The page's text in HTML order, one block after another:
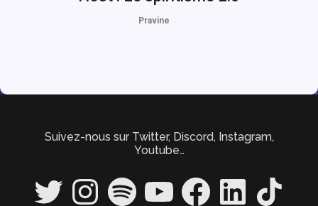
Pravine
Suivez-nous sur Twitter, Discord, Instagram,
Youtube…
Twitter InstagramSpotify YouTube FacebookLinkedIn TikTok